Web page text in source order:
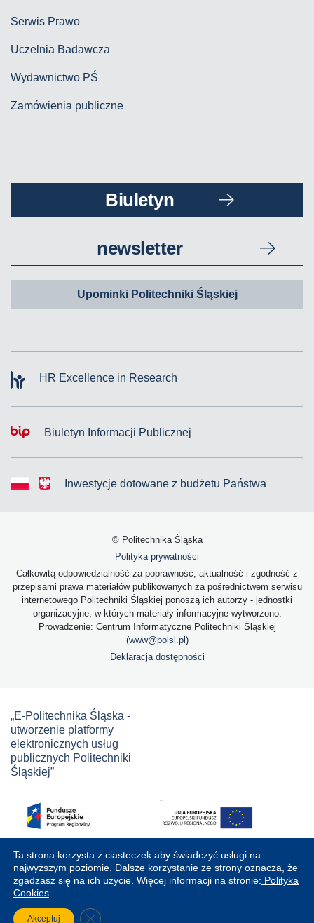
Serwis Prawo
Uczelnia Badawcza
Wydawnictwo PŚ
Zamówienia publiczne
Biuletyn
newsletter
Upominki Politechniki Śląskiej
HR Excellence in Research
Biuletyn Informacji Publicznej
Inwestycje dotowane z budżetu Państwa
© Politechnika Śląska
Polityka prywatności
Całkowitą odpowiedzialność za poprawność, aktualność i zgodność z
przepisami prawa materiałów publikowanych za pośrednictwem serwisu
internetowego Politechniki Śląskiej ponoszą ich autorzy - jednostki
organizacyjne, w których materiały informacyjne wytworzono.
Prowadzenie: Centrum Informatyczne Politechniki Śląskiej
(www@polsl.pl )
Deklaracja dostępności
„E-Politechnika Śląska -
utworzenie platformy
elektronicznych usług
publicznych Politechniki
Śląskiej”
Ta strona korzysta z ciasteczek aby świadczyć usługi na
najwyższym poziomie. Dalsze korzystanie ze strony oznacza, że
zgadzasz się na ich użycie. Więcej informacji na stronie: Polityka
Cookies
Akceptuj Close GDPR Cookie Banner